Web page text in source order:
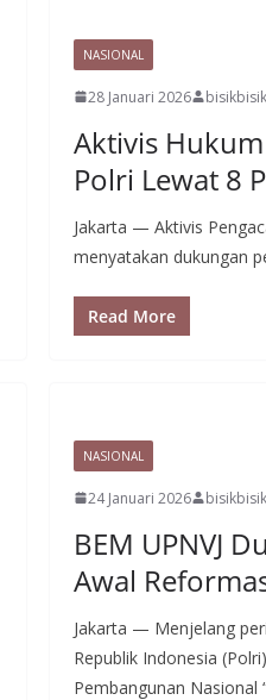
NASIONAL
28 Januari 2026
Aktivis
Polri Lewat 8
Jakarta — Aktivis
menyatakan dukungan
Read More
NASIONAL
24 Januari 2026
BEM UPNVJ
Awal
Jakarta — Menjelang
Republik Indonesia
Pembangunan Nasional